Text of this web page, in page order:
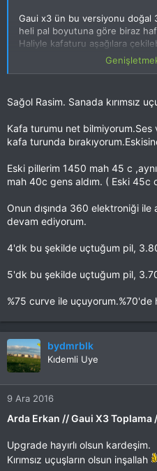
Gaui x3 ün bu versiyonu
heli pal boyutuna göre biraz
Haliyle kafaturu aşağılara
Bir de frame içine 1400mah tan
yerleştirmeyi denedik olmadı.
bantlamak değil, pilin kendisi
olduğundan kafaturu
göz önüne alınca çok da
Bi ara tartı işine de girmiştik,
hatırlamıyorum onun
şu aralar.
Sağol Rasim. Sanada kırımsız
Kafa turumu net
kafa turunda
Eski pillerim 1450 mah 45 c
mah 40c gens aldım. ( Eski 45c
Onun dışında 360 elektroniği
devam ediyorum.
4'dk bu şekilde uçtuğum pil,
5'dk bu şekilde uçtuğum pil,
%75 curve ile uçuyorum.%70'de
bydmrblk
Kıdemli Uye
9 Ara 2016
Arda Erkan // Gaui X3 Toplama
Upgrade hayırlı olsun kardeşim.
Kırımsız uçuşların olsun inşallah